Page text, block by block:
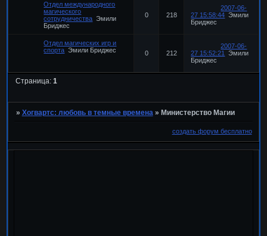
Отдел международного
магического
сотрудничества Эмили
Бриджес
0 218
2007-06-
27 15:58:44 Эмили
Бриджес
Отдел магических игр и
спорта Эмили Бриджес 0 212
2007-06-
27 15:52:21
Эмили
Бриджес
Страница: 1
» Хогвартс: любовь в темные времена » Министерство Магии
создать форум бесплатно